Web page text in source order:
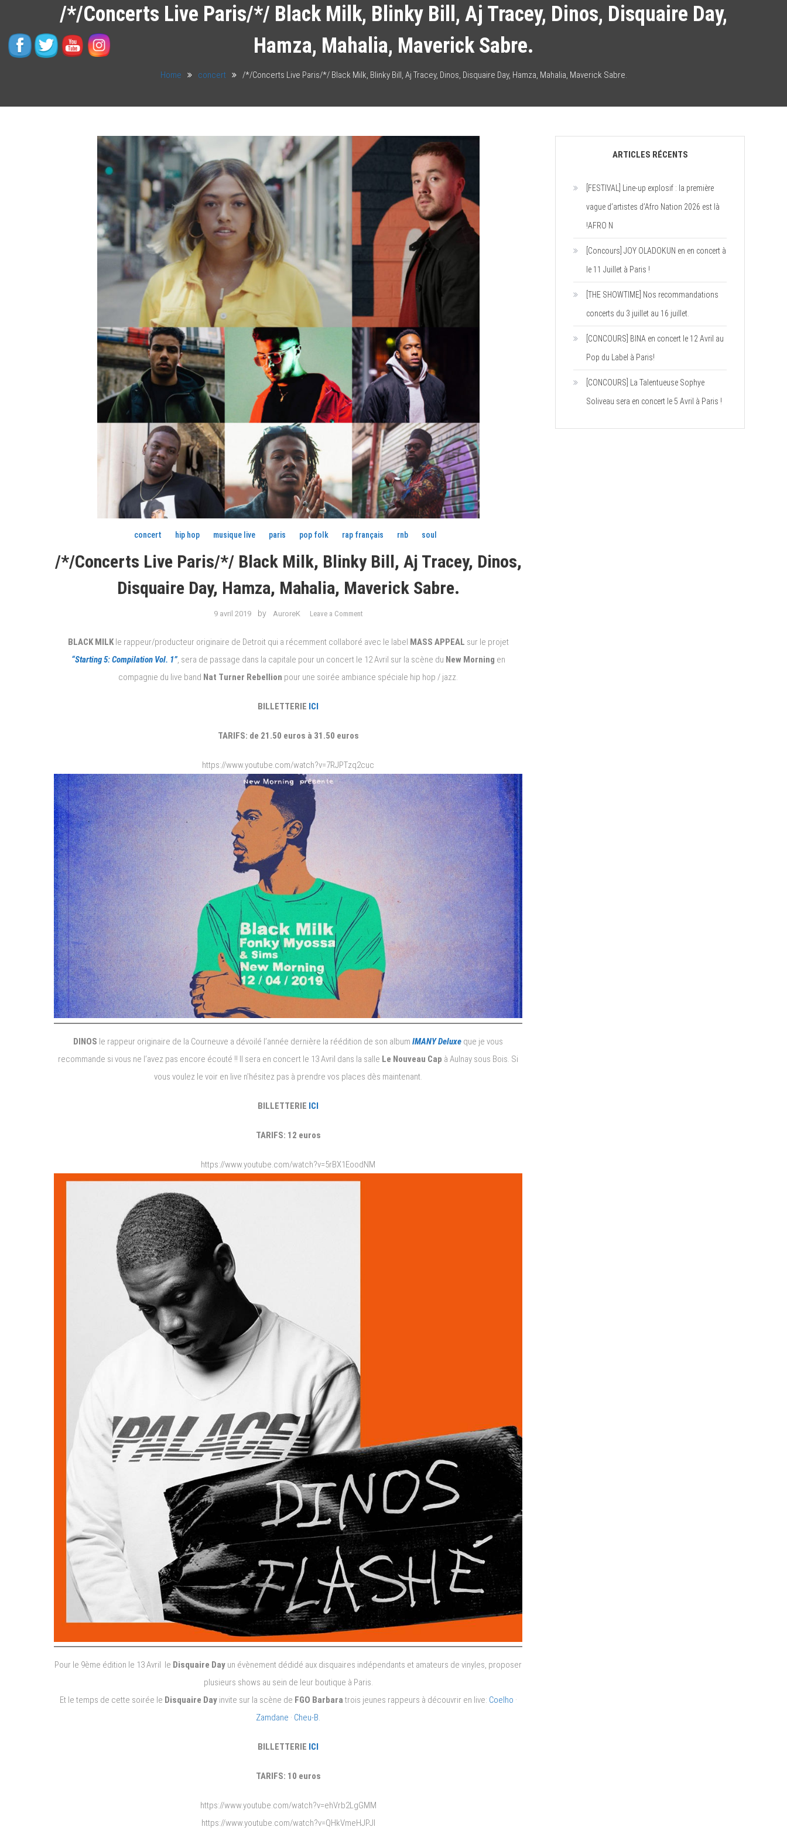
/*/Concerts Live Paris/*/ Black Milk, Blinky Bill, Aj Tracey, Dinos, Disquaire Day,
Hamza, Mahalia, Maverick Sabre.
Home concert /*/Concerts Live Paris/*/ Black Milk, Blinky Bill, Aj Tracey, Dinos, Disquaire Day, Hamza, Mahalia, Maverick Sabre.
concert hip hop musique live paris pop folk rap français rnb soul
/*/Concerts Live Paris/*/ Black Milk, Blinky Bill, Aj Tracey, Dinos,
Disquaire Day, Hamza, Mahalia, Maverick Sabre.
9 avril 2019 by AuroreK Leave a Commenton
Live
Black
Milk,
Day,
Hamza,
Mahalia,
Maverick
Sabre.
BLACK MILKle rappeur/producteur originaire de Detroit qui a récemment collaboré avec le label MASS APPEAL sur le projet
“Starting 5: Compilation Vol. 1”, sera de passage dans la capitale pour un concert le 12 Avril sur la scène du New Morning en
compagnie du live band Nat Turner Rebellion pour une soirée ambiance spéciale hip hop / jazz.
BILLETTERIE ICI
TARIFS: de 21.50 euros à 31.50 euros
https://www.youtube.com/watch?v=7RJPTzq2cuc
DINOS le rappeur originaire de la Courneuve a dévoilé l’année dernière la réédition de son album IMANY Deluxe que je vous
recommande si vous ne l’avez pas encore écouté !! Il sera en concert le 13 Avril dans la salle Le Nouveau Cap à Aulnay sous Bois. Si
vous voulez le voir en live n’hésitez pas à prendre vos places dès maintenant.
BILLETTERIE ICI
TARIFS: 12 euros
https://www.youtube.com/watch?v=5rBX1EoodNM
Pour le 9ème édition le 13 Avril le Disquaire Day un évènement dédidé aux disquaires indépendants et amateurs de vinyles, proposer
plusieurs shows au sein de leur boutique à Paris.
Et le temps de cette soirée le Disquaire Day invite sur la scène de FGO Barbara trois jeunes rappeurs à découvrir en live: Coelho ·
Zamdane · Cheu-B.
BILLETTERIE ICI
TARIFS: 10 euros
https://www.youtube.com/watch?v=ehVrb2LgGMM
https://www.youtube.com/watch?v=QHkVmeHJPJI
ARTICLES RÉCENTS
[FESTIVAL] Line-up explosif : la première
vague d’artistes d’Afro Nation 2026 est là
!AFRO N
[Concours] JOY OLADOKUN en en concert à
le 11 Juillet à Paris !
[THE SHOWTIME] Nos recommandations
concerts du 3 juillet au 16 juillet.
[CONCOURS] BINA en concert le 12 Avril au
Pop du Label à Paris!
[CONCOURS] La Talentueuse Sophye
Soliveau sera en concert le 5 Avril à Paris !